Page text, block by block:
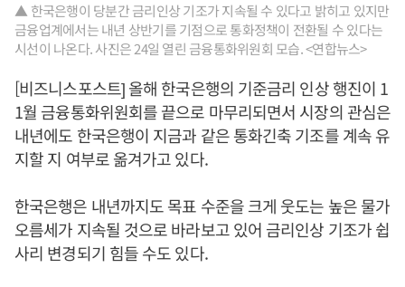
▲ 한국은행이 당분간 금리인상 기조가 지속될 수 있다고 밝히고 있지만
금융업계에서는 내년 상반기를 기점으로 통화정책이 전환될 수 있다는
시선이 나온다. 사진은 24일 열린 금융통화위원회 모습. <연합뉴스>
[비즈니스포스트] 올해 한국은행의 기준금리 인상 행진이 1
1월 금융통화위원회를 끝으로 마무리되면서 시장의 관심은
내년에도 한국은행이 지금과 같은 통화긴축 기조를 계속 유
지할 지 여부로 옮겨가고 있다.
한국은행은 내년까지도 목표 수준을 크게 웃도는 높은 물가
오름세가 지속될 것으로 바라보고 있어 금리인상 기조가 쉽
사리 변경되기 힘들 수도 있다.